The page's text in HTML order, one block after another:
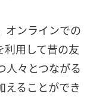
オンラインでの
利用して昔の友
人々とつながる
えることができ